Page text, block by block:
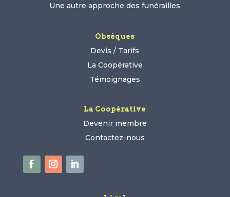
Une autre approche des funérailles
Obsèques
Devis / Tarifs
La Coopérative
Témoignages
La Coopérative
Devenir membre
Contactez-nous